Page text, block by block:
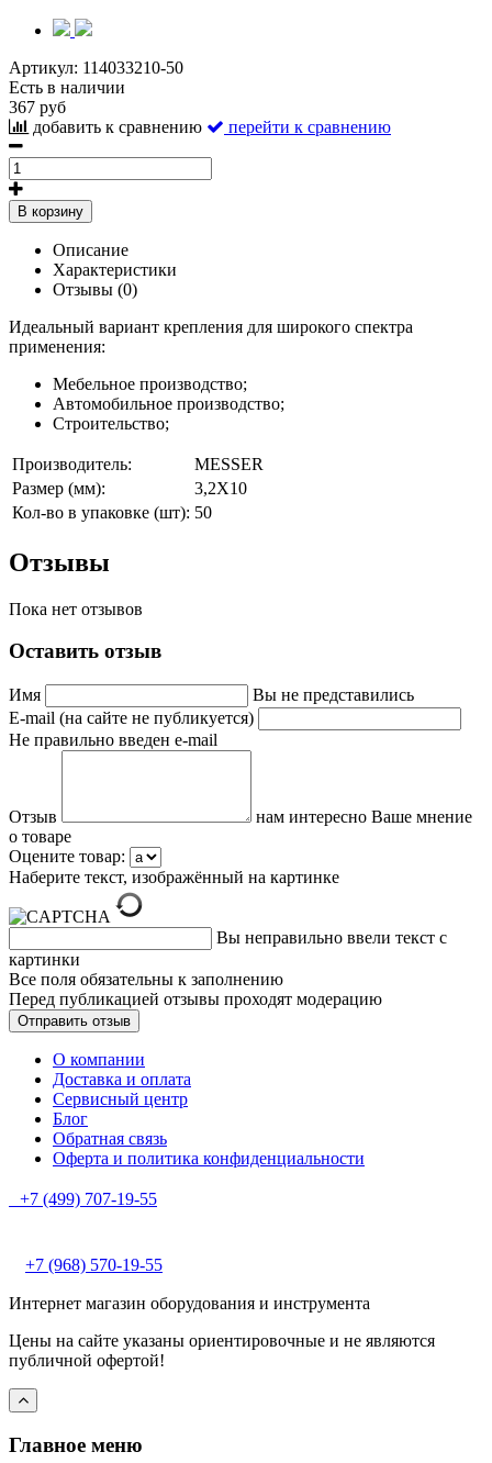
Артикул: 114033210-50
Есть в наличии
367 руб
добавить к сравнению
перейти к сравнению
В корзину
Описание
Характеристики
Отзывы (0)
Идеальный вариант крепления для широкого спектра
применения:
Мебельное производство;
Автомобильное производство;
Строительство;
Производитель:
MESSER
Размер (мм):
3,2X10
Кол-во в упаковке (шт): 50
Отзывы
Пока нет отзывов
Оставить отзыв
Имя
Вы не представились
E-mail (на сайте не публикуется)
Не правильно введен e-mail
Отзыв
нам интересно Ваше мнение
о товаре
Оцените товар:
Наберите текст, изображённый на картинке
Вы неправильно ввели текст с
картинки
Все поля обязательны к заполнению
Перед публикацией отзывы проходят модерацию
О компании
Доставка и оплата
Сервисный центр
Блог
Обратная связь
Оферта и политика конфиденциальности
+7 (499) 707-19-55
+7 (968) 570-19-55
Интернет магазин оборудования и инструмента
Цены на сайте указаны ориентировочные и не являются
публичной офертой!
Главное меню